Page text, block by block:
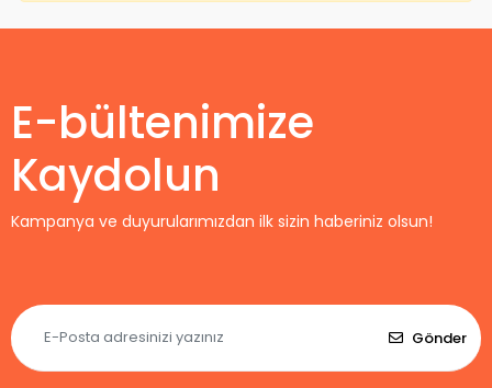
E-bültenimize
Kaydolun
Kampanya ve duyurularımızdan ilk sizin haberiniz olsun!
Gönder